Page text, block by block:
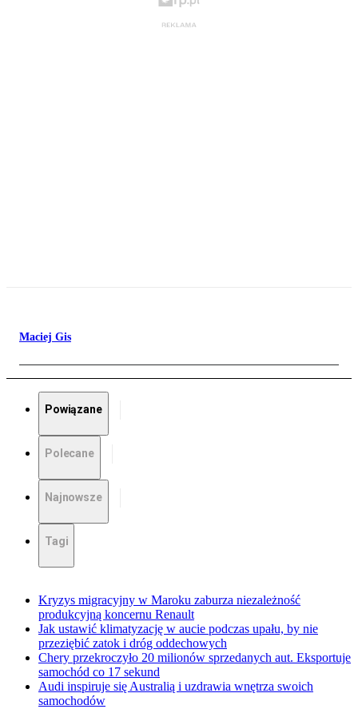
Maciej Gis
Powiązane
Polecane
Najnowsze
Tagi
Kryzys migracyjny w Maroku zaburza niezależność
produkcyjną koncernu Renault
Jak ustawić klimatyzację w aucie podczas upału, by nie
przeziębić zatok i dróg oddechowych
Chery przekroczyło 20 milionów sprzedanych aut. Eksportuje
samochód co 17 sekund
Audi inspiruje się Australią i uzdrawia wnętrza swoich
samochodów